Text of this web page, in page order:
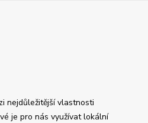
nejdůležitější vlastnosti
je pro nás využívat lokální